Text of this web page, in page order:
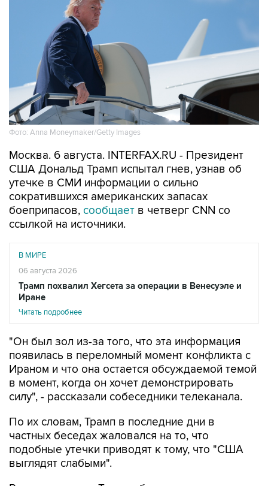
Фото: Anna Moneymaker/Getty Images
Москва. 6 августа. INTERFAX.RU - Президент
США Дональд Трамп испытал гнев, узнав об
утечке в СМИ информации о сильно
сократившихся американских запасах
боеприпасов, сообщает в четверг CNN со
ссылкой на источники.
В МИРЕ
06 августа 2026
Трамп похвалил Хегсета за операции в Венесуэле и
Иране
Читать подробнее
"Он был зол из-за того, что эта информация
появилась в переломный момент конфликта с
Ираном и что она остается обсуждаемой темой
в момент, когда он хочет демонстрировать
силу", - рассказали собеседники телеканала.
По их словам, Трамп в последние дни в
частных беседах жаловался на то, что
подобные утечки приводят к тому, что "США
выглядят слабыми".